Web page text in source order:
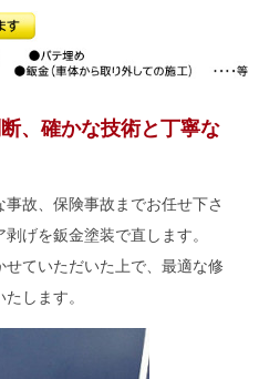
、確かな技術と丁寧な
故、保険事故までお任せ下さ
げを鈑金塗装で直します。
ていただいた上で、最適な修
します。